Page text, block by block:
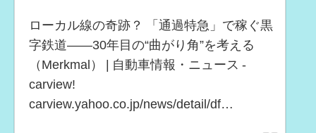
ローカル線の奇跡？ 「通過特急」で稼ぐ黒
字鉄道――30年目の“曲がり角”を考える
（Merkmal） | 自動車情報・ニュース -
carview!
carview.yahoo.co.jp/news/detail/df…